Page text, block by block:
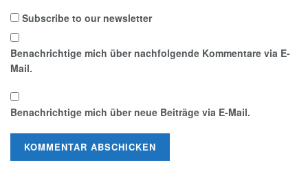
Subscribe to our newsletter
Benachrichtige mich über nachfolgende Kommentare via E-
Mail.
Benachrichtige mich über neue Beiträge via E-Mail.